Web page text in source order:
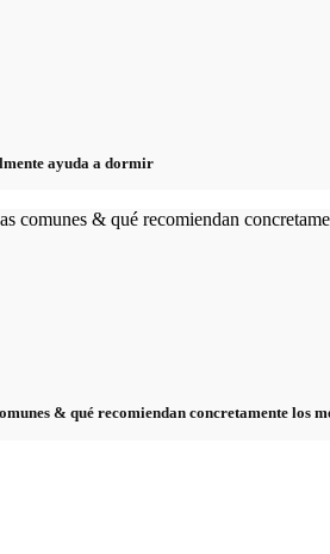
ayuda a dormir
& qué recomiendan concretamente los